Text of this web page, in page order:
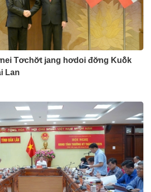
Tơchơ̆t jang hơdoi đơ̆ng Kuô̆k
Lan